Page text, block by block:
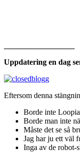
Uppdatering en dag
Eftersom denna
Borde inte
Borde man inte
Måste det se så
Jag har ju ett väl
Inga av de robot-